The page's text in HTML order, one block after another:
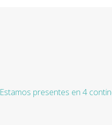
Estamos presentes en 4